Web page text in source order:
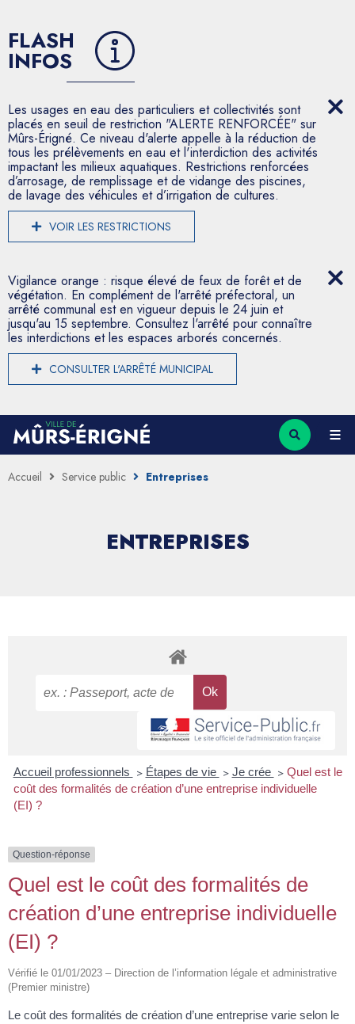
FLASH
INFOS
Les usages en eau des particuliers et collectivités sont
placés en seuil de restriction "ALERTE RENFORCÉE" sur
Mûrs-Érigné. Ce niveau d'alerte appelle à la réduction de
tous les prélèvements en eau et l'interdiction des activités
impactant les milieux aquatiques. Restrictions renforcées
d’arrosage, de remplissage et de vidange des piscines,
de lavage des véhicules et d’irrigation de cultures.
VOIR LES RESTRICTIONS
Vigilance orange : risque élevé de feux de forêt et de
végétation. En complément de l'arrêté préfectoral, un
arrêté communal est en vigueur depuis le 24 juin et
jusqu'au 15 septembre. Consultez l'arrêté pour connaître
les interdictions et les espaces arborés concernés.
CONSULTER L'ARRÊTÉ MUNICIPAL
Accueil Service public Entreprises
ENTREPRISES
Accueil professionnels > Étapes de vie > Je crée > Quel est le
coût des formalités de création d’une entreprise individuelle
(EI) ?
Question-réponse
Quel est le coût des formalités de
création d’une entreprise individuelle
(EI) ?
Vérifié le 01/01/2023 – Direction de l’information légale et administrative
(Premier ministre)
Le coût des formalités de création d’une entreprise varie selon le